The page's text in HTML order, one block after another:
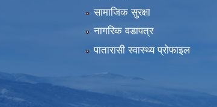
सामाजिक सुरक्षा
नागरिक वडापत्र
पातारासी स्वास्थ्य प्रोफाइल